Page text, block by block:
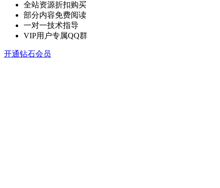
全站资源折扣购买
部分内容免费阅读
一对一技术指导
VIP用户专属QQ群
开通钻石会员